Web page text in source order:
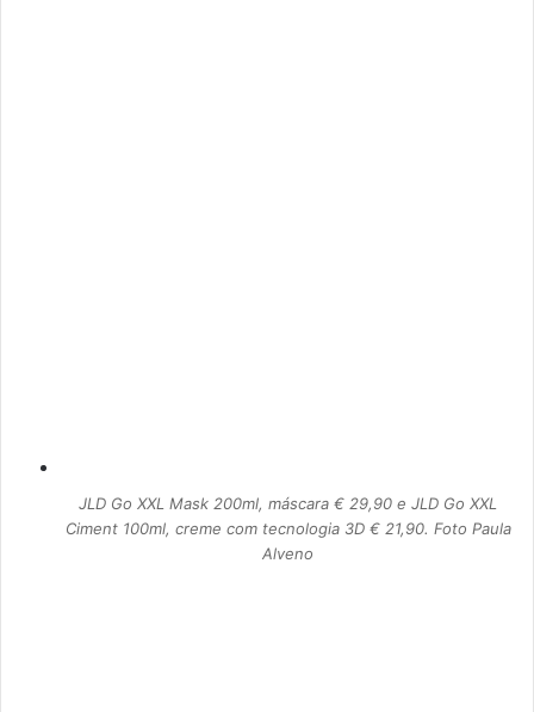
JLD Go XXL Mask 200ml, máscara € 29,90 e JLD Go XXL
Ciment 100ml, creme com tecnologia 3D € 21,90. Foto Paula
Alveno